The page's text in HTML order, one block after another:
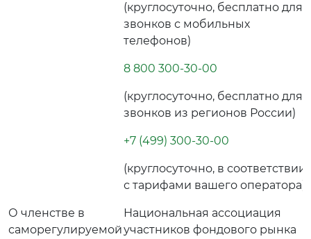
(круглосуточно, бесплатно для
звонков с мобильных
телефонов)
8 800 300-30-00
(круглосуточно, бесплатно для
звонков из регионов России)
+7 (499) 300-30-00
(круглосуточно, в соответствии
с тарифами вашего оператора)
О членстве в
саморегулируемой
Национальная ассоциация
участников фондового рынка